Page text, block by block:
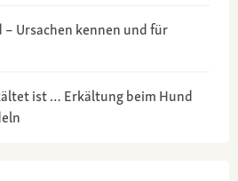
Ursachen kennen und für
ist … Erkältung beim Hund